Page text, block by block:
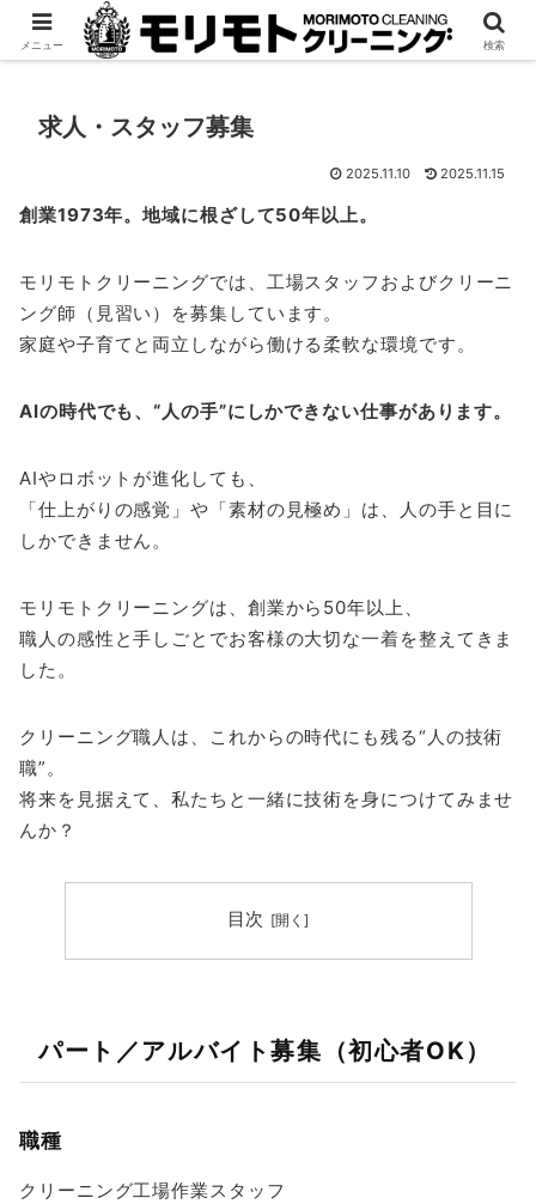
宅配専門「モリクリ」 法人様はこちら
求人・スタッフ募集
2025.11.10 2025.11.15
創業1973年。地域に根ざして50年以上。
モリモトクリーニングでは、工場スタッフおよびクリーニ
ング師（見習い）を募集しています。
家庭や子育てと両立しながら働ける柔軟な環境です。
AIの時代でも、“人の手”にしかできない仕事があります。
AIやロボットが進化しても、
「仕上がりの感覚」や「素材の見極め」は、人の手と目に
しかできません。
モリモトクリーニングは、創業から50年以上、
職人の感性と手しごとでお客様の大切な一着を整えてきま
した。
クリーニング職人は、これからの時代にも残る“人の技術
職”。
将来を見据えて、私たちと一緒に技術を身につけてみませ
んか？
目次
パート／アルバイト募集（初心者OK）
職種
クリーニング工場作業スタッフ
メニュー 検索